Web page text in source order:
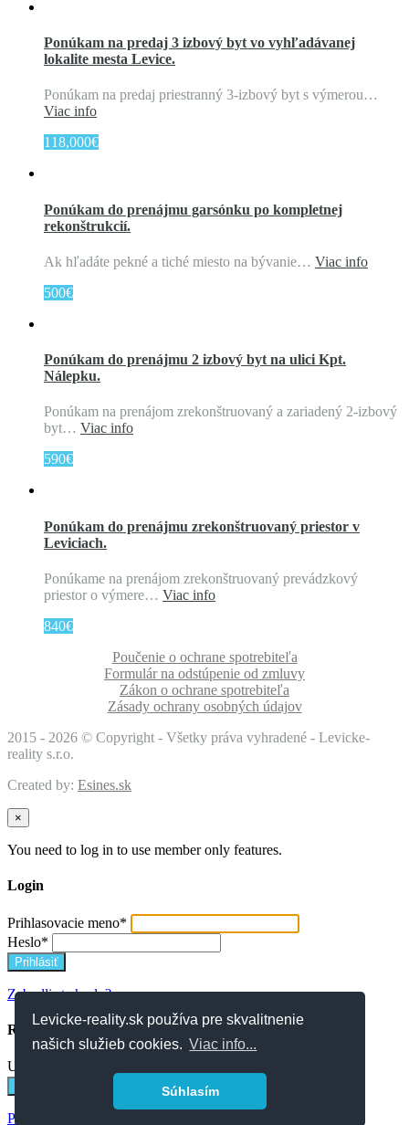
Levicke-reality.sk používa pre skvalitnenie
našich služieb cookies. Viac info...
Súhlasím
Ponúkam na predaj 3 izbový byt vo vyhľadávanej
lokalite mesta Levice.
Ponúkam na predaj priestranný 3-izbový byt s výmerou…
Viac info
118,000€
Ponúkam do prenájmu garsónku po kompletnej
rekonštrukcií.
Ak hľadáte pekné a tiché miesto na bývanie… Viac info
500€
Ponúkam do prenájmu 2 izbový byt na ulici Kpt.
Nálepku.
Ponúkam na prenájom zrekonštruovaný a zariadený 2-izbový
byt… Viac info
590€
Ponúkam do prenájmu zrekonštruovaný priestor v
Leviciach.
Ponúkame na prenájom zrekonštruovaný prevádzkový
priestor o výmere… Viac info
840€
Poučenie o ochrane spotrebiteľa
Formulár na odstúpenie od zmluvy
Zákon o ochrane spotrebiteľa
Zásady ochrany osobných údajov
2015 - 2026 © Copyright - Všetky práva vyhradené - Levicke-
reality s.r.o.
Created by: Esines.sk
×
You need to log in to use member only features.
Login
Prihlasovacie meno*
Heslo*
Zabudli ste heslo?
Resetovať heslo
Užívateľské meno alebo email
Prihlásenie